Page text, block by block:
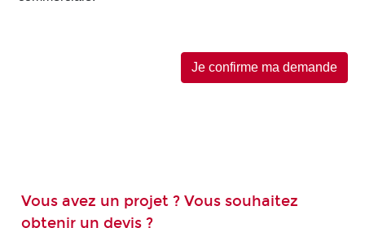
Vous avez un projet ? Vous souhaitez
obtenir un devis ?